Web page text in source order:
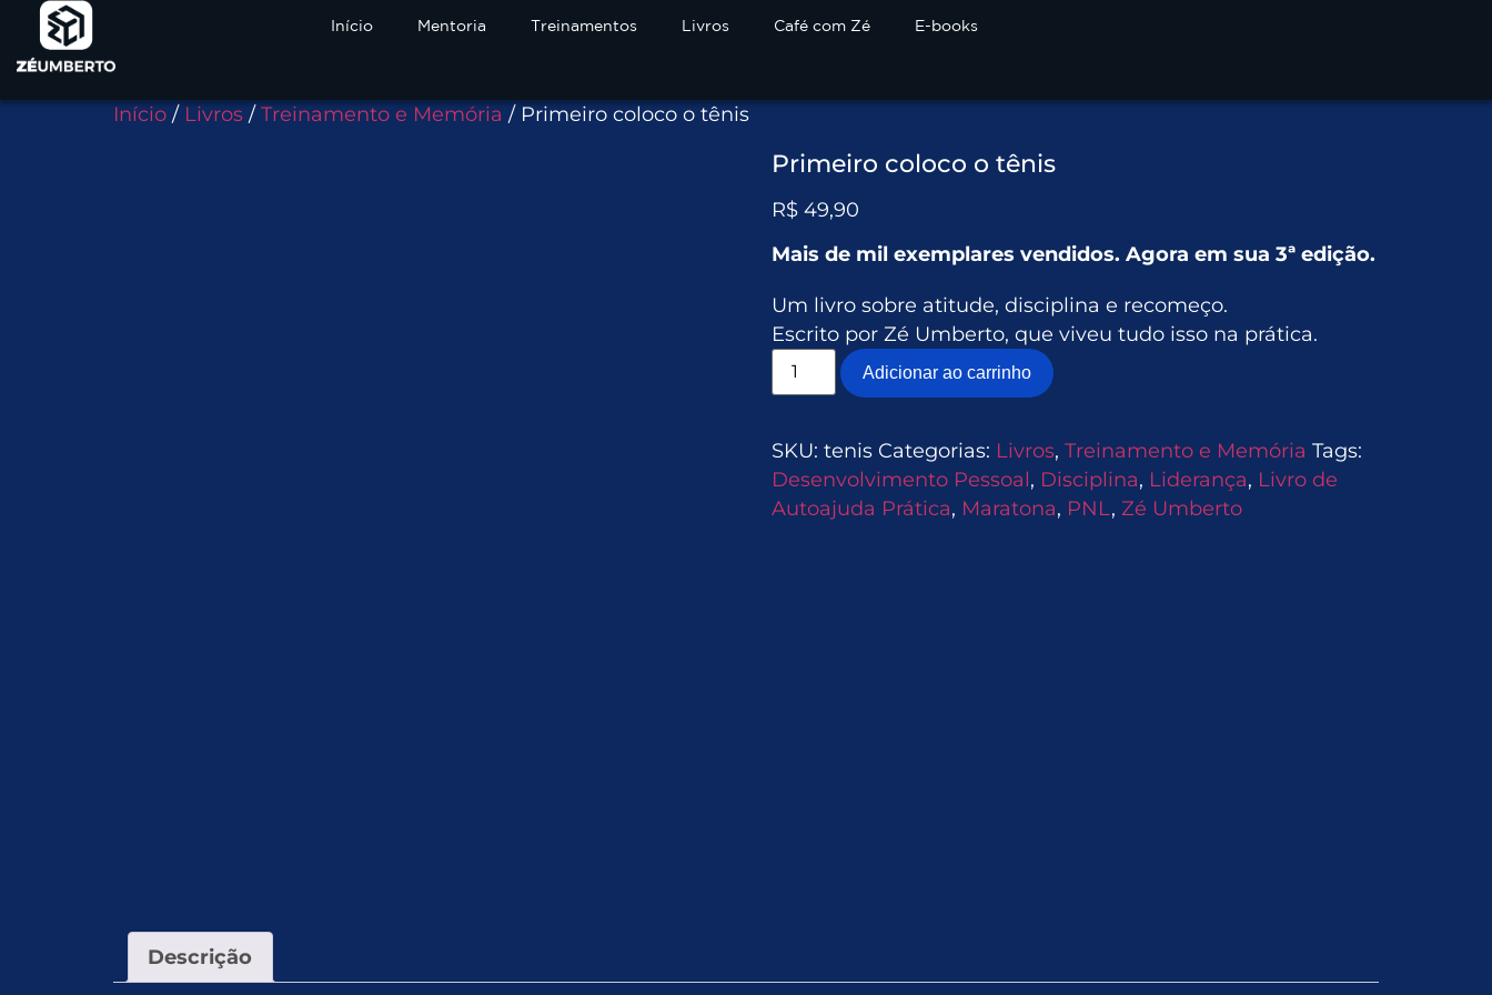
Início Mentoria Treinamentos Livros Café com Zé E-books
Início / Livros / Treinamento e Memória / Primeiro coloco o tênis
Primeiro coloco o tênis
R$49,90
Mais de mil exemplares vendidos. Agora em sua 3ª edição.
Um livro sobre atitude, disciplina e recomeço.
Escrito por Zé Umberto, que viveu tudo isso na prática.
Adicionar ao carrinho
SKU: tenis Categorias: Livros, Treinamento e Memória Tags:
Desenvolvimento Pessoal, Disciplina, Liderança, Livro de
Autoajuda Prática, Maratona, PNL, Zé Umberto
Descrição